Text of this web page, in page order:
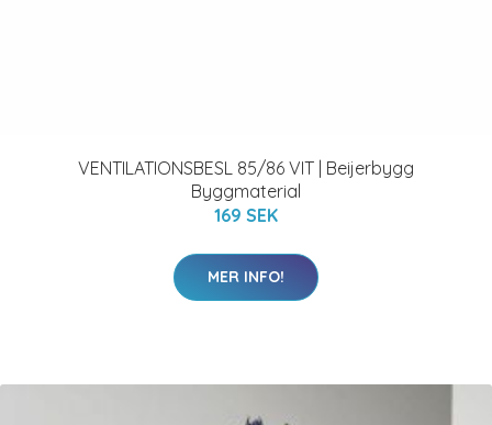
VENTILATIONSBESL 85/86 VIT | Beijerbygg
Byggmaterial
169 SEK
MER INFO!